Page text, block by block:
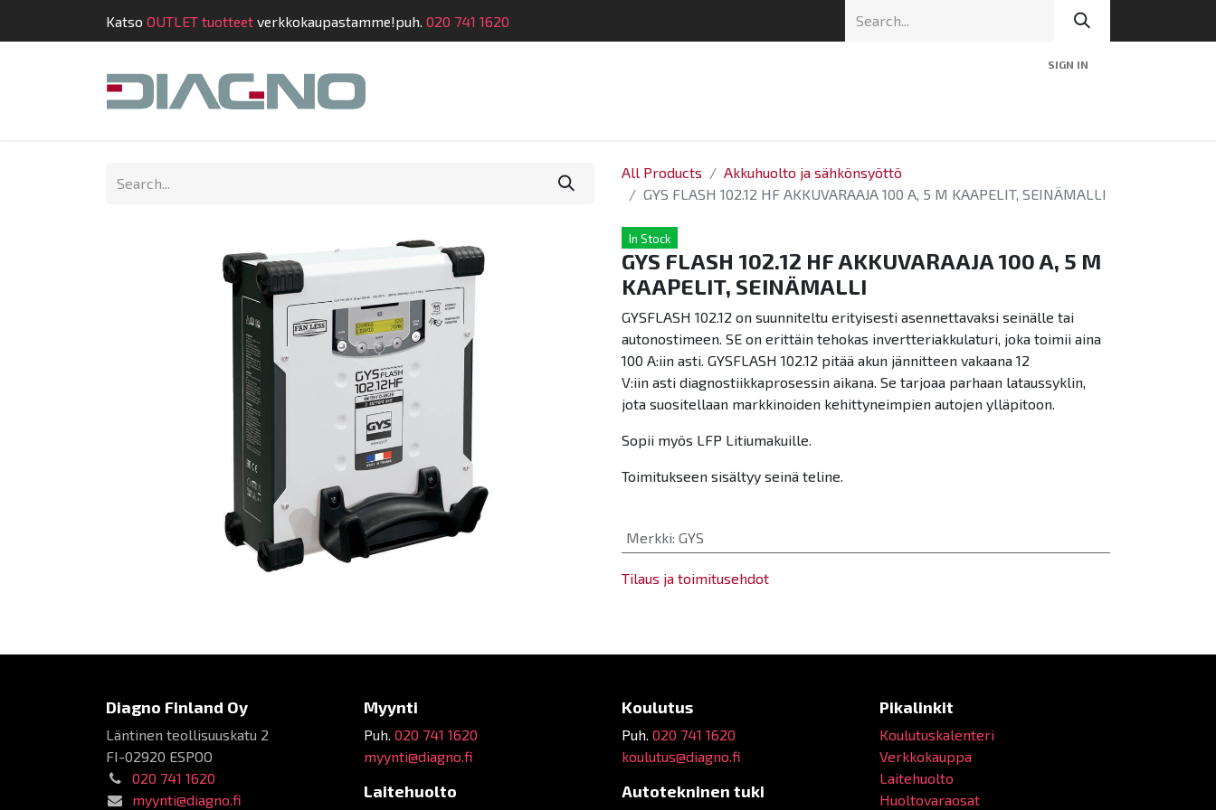
Katso OUTLET tuotteet verkkokaupastamme!puh. 020 741 1620
SIGN IN
Shop
All Products
Akkuhuolto ja sähkönsyöttö
GYS FLASH 102.12 HF AKKUVARAAJA 100 A, 5 M KAAPELIT, SEINÄMALLI
In Stock
GYS FLASH 102.12 HF AKKUVARAAJA 100 A, 5 M
KAAPELIT, SEINÄMALLI
GYSFLASH 102.12 on suunniteltu erityisesti asennettavaksi seinälle tai
autonostimeen. SE on erittäin tehokas invertteriakkulaturi, joka toimii aina
100 A:iin asti. GYSFLASH 102.12 pitää akun jännitteen vakaana 12
V:iin asti diagnostiikkaprosessin aikana. Se tarjoaa parhaan lataussyklin,
jota suositellaan markkinoiden kehittyneimpien autojen ylläpitoon.
Sopii myös LFP Litiumakuille.
Toimitukseen sisältyy seinä teline.
Merkki: GYS
Tilaus ja toimitusehdot
Diagno Finland Oy
Läntinen teollisuuskatu 2
FI-02920 ESPOO
020 741 1620
myynti@diagno.fi
Myynti
Puh. 020 741 1620
myynti@diagno.fi
Laitehuolto
Koulutus
Puh. 020 741 1620
koulutus@diagno.fi
Autotekninen tuki
Pikalinkit
Koulutuskalenteri
Verkkokauppa
Laitehuolto
Huoltovaraosat